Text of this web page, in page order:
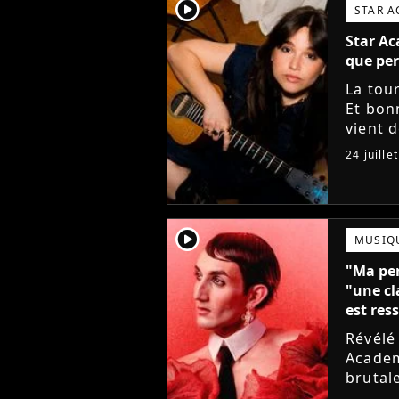
player2 STAR
Star
que
La
Et
vient
24 juillet
player2
"Ma
"une
est